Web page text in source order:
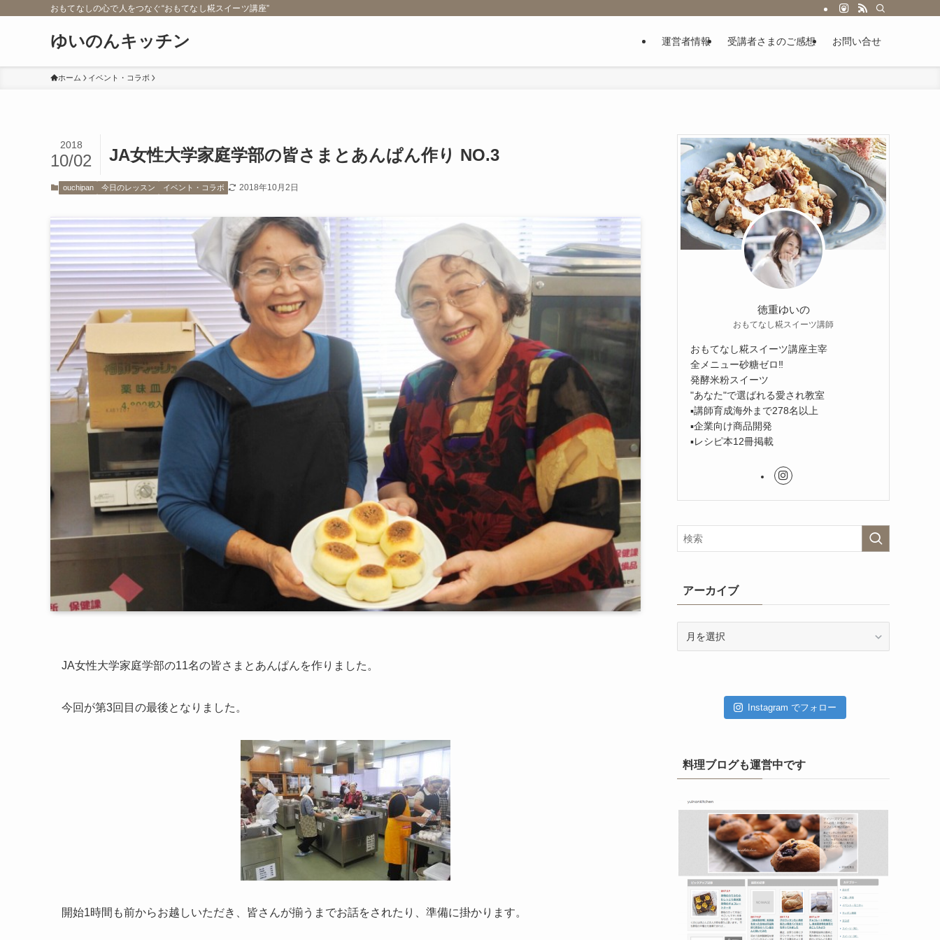
おもてなしの心で人をつなぐ“おもてなし糀スイーツ講座”
ゆいのんキッチン 運営者情報 受講者さまのご感想 お問い合せ
ホーム イベント・コラボ
JA女性大学家庭学部の皆さまとあんぱん作り NO.3
2018
10/02
ouchipan 今日のレッスン イベント・コラボ 2018年10月2日
JA女性大学家庭学部の11名の皆さまとあんぱんを作りました。
今回が第3回目の最後となりました。
開始1時間も前からお越しいただき、皆さんが揃うまでお話をされたり、準備に掛かります。
徳重ゆいの
おもてなし糀スイーツ講師
おもてなし糀スイーツ講座主宰
全メニュー砂糖ゼロ‼︎
発酵米粉スイーツ
"あなた"で選ばれる愛され教室
▪︎講師育成海外まで278名以上
▪︎企業向け商品開発
▪︎レシピ本12冊掲載
アーカイブ
Instagram でフォロー
料理ブログも運営中です